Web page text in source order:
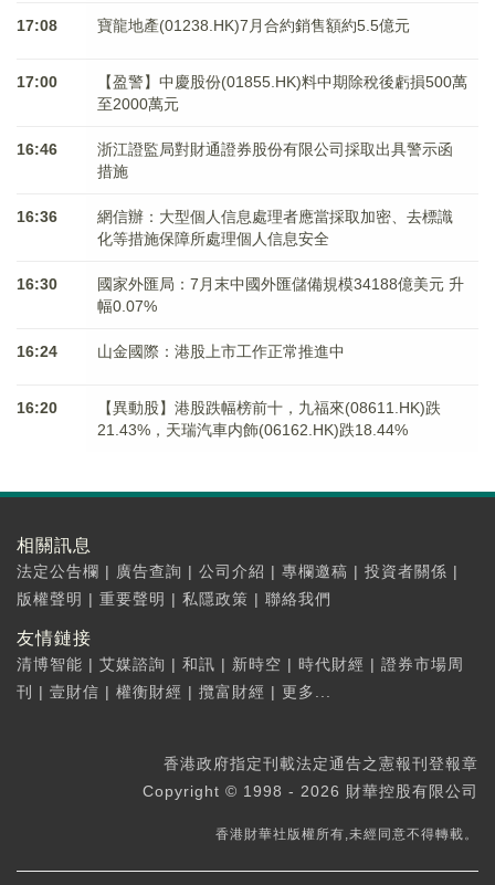
17:08 寶龍地產(01238.HK)7月合約銷售額約5.5億元
17:00
【盈警】中慶股份(01855.HK)料中期除稅後虧損500萬
至2000萬元
16:46
浙江證監局對財通證券股份有限公司採取出具警示函
措施
16:36
網信辦：大型個人信息處理者應當採取加密、去標識
化等措施保障所處理個人信息安全
16:30
國家外匯局：7月末中國外匯儲備規模34188億美元 升
幅0.07%
16:24 山金國際：港股上市工作正常推進中
16:20
【異動股】港股跌幅榜前十，九福來(08611.HK)跌
21.43%，天瑞汽車内飾(06162.HK)跌18.44%
相關訊息
法定公告欄 | 廣告查詢 | 公司介紹 | 專欄邀稿 | 投資者關係 |
版權聲明 | 重要聲明 | 私隱政策 | 聯絡我們
友情鏈接
清博智能 | 艾媒諮詢 | 和訊 | 新時空 | 時代財經 | 證券市場周
刊
| 壹財信 | 權衡財經 | 攬富財經 | 更多...
香港政府指定刊載法定通告之憲報刊登報章
Copyright © 1998 - 2026 財華控股有限公司
香港財華社版權所有,未經同意不得轉載。